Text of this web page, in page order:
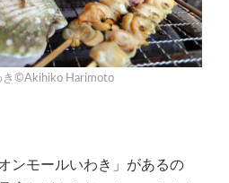
き©Akihiko Harimoto
ンモールいわき」があるの